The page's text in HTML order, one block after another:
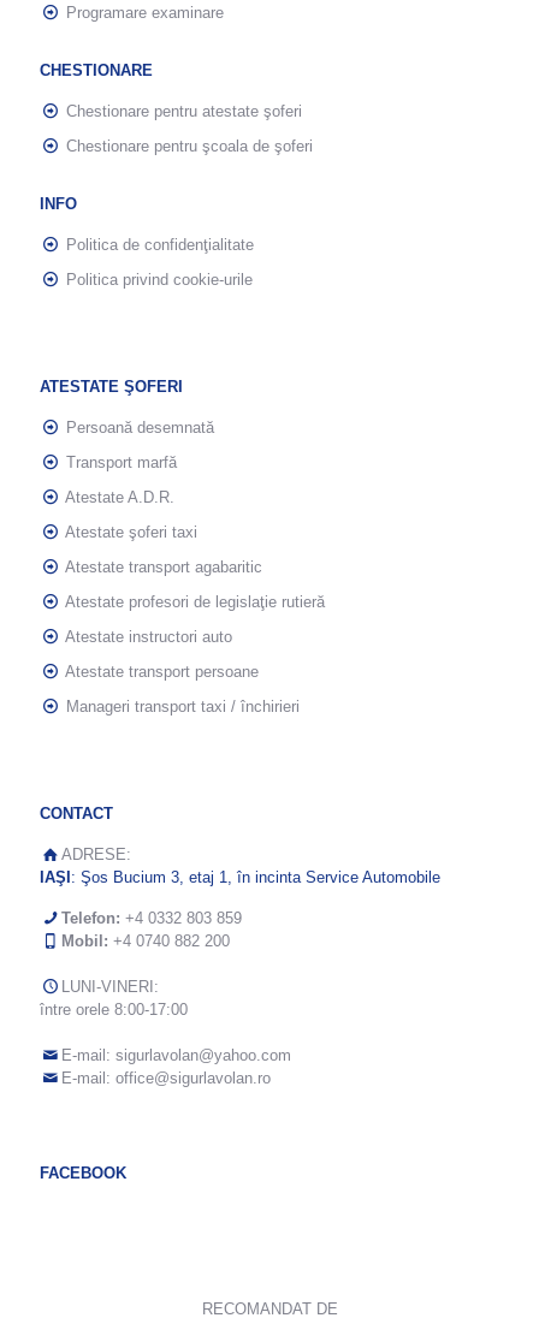
Programare examinare
CHESTIONARE
Chestionare pentru atestate şoferi
Chestionare pentru şcoala de şoferi
INFO
Politica de confidenţialitate
Politica privind cookie-urile
ATESTATE ŞOFERI
Persoană desemnată
Transport marfă
Atestate A.D.R.
Atestate şoferi taxi
Atestate transport agabaritic
Atestate profesori de legislaţie rutieră
Atestate instructori auto
Atestate transport persoane
Manageri transport taxi / închirieri
CONTACT
ADRESE:
IAŞI: Şos Bucium 3, etaj 1, în incinta Service Automobile
Telefon: +4 0332 803 859
Mobil: +4 0740 882 200
LUNI-VINERI:
între orele 8:00-17:00
E-mail:sigurlavolan@yahoo.com
E-mail:office@sigurlavolan.ro
FACEBOOK
RECOMANDAT DE